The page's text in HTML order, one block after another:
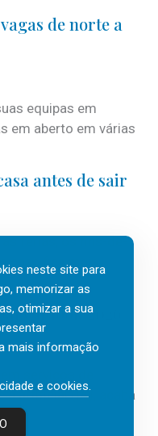
de norte a
equipas em
em aberto em várias
antes de sair
férias, os fins-de-
casa fica mais
Outlook 2026
serviços de
artificial (IA), acaba
neste site para
memorizar as
otimizar a sua
mais informação
e cookies.